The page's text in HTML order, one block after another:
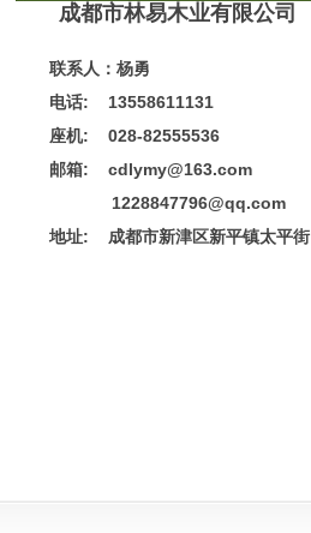
成都市林易木业有限公司
联系人：杨勇
电话: 13558611131
座机: 028-82555536
邮箱: cdlymy@163.com
1228847796@qq.com
地址: 成都市新津区新平镇太平街